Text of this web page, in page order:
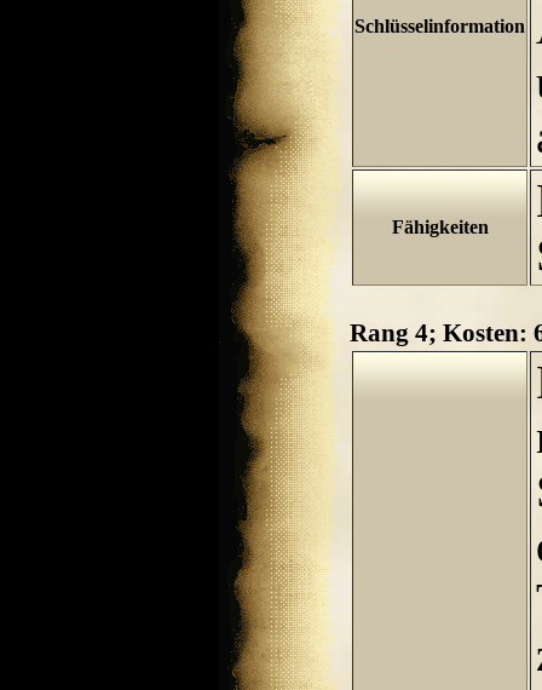
Schlüsselinformation
Fähigkeiten
Rang 4; Kosten: